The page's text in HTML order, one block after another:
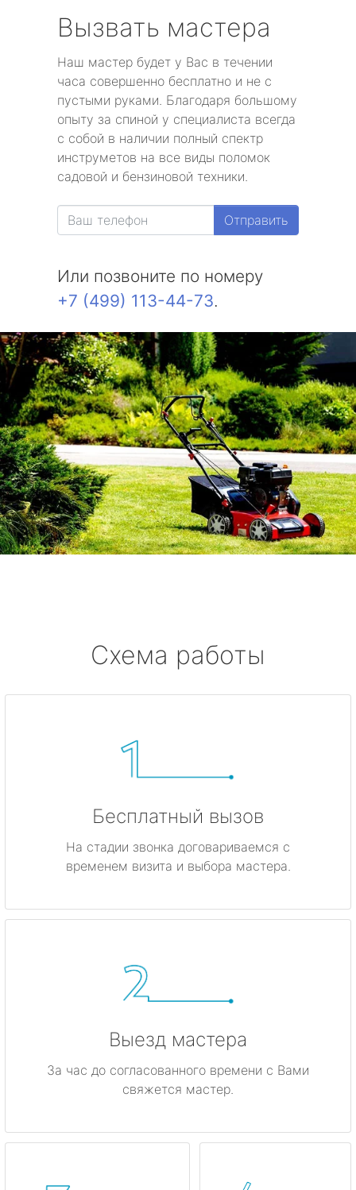
Вызвать мастера
Наш мастер будет у Вас в течении
часа совершенно бесплатно и не с
пустыми руками. Благодаря большому
опыту за спиной у специалиста всегда
с собой в наличии полный спектр
инструметов на все виды поломок
садовой и бензиновой техники.
Отправить
Или позвоните по номеру
+7 (499) 113-44-73.
Схема работы
Бесплатный вызов
На стадии звонка договариваемся с
временем визита и выбора мастера.
Выезд мастера
За час до согласованного времени с Вами
свяжется мастер.